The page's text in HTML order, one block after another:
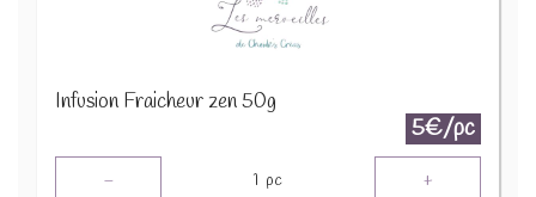
Infusion Fraicheur zen 50g
5€/pc
- 1 pc +